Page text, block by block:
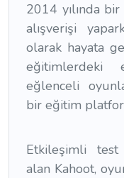
2014 yılında
alışverişi
olarak hayata
eğitimlerdeki
eğlenceli
bir eğitim
Etkileşimli test
alan Kahoot,